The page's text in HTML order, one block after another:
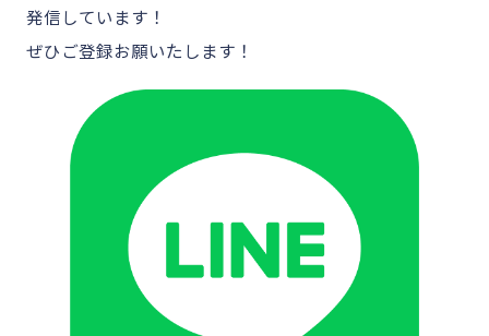
発信しています！
ぜひご登録お願いたします！